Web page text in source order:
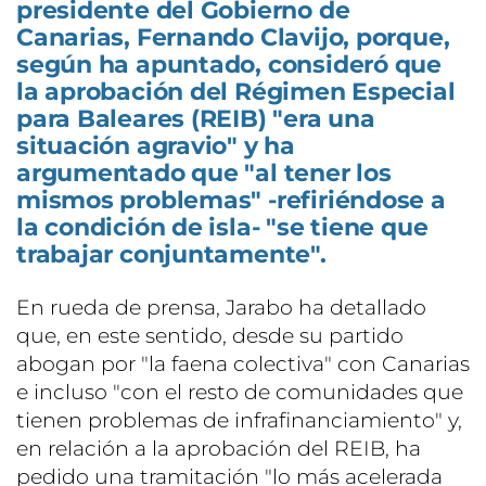
presidente del Gobierno de
Canarias, Fernando Clavijo, porque,
según ha apuntado, consideró que
la aprobación del Régimen Especial
para Baleares (REIB) "era una
situación agravio" y ha
argumentado que "al tener los
mismos problemas" -refiriéndose a
la condición de isla- "se tiene que
trabajar conjuntamente".
En rueda de prensa, Jarabo ha detallado
que, en este sentido, desde su partido
abogan por "la faena colectiva" con Canarias
e incluso "con el resto de comunidades que
tienen problemas de infrafinanciamiento" y,
en relación a la aprobación del REIB, ha
pedido una tramitación "lo más acelerada